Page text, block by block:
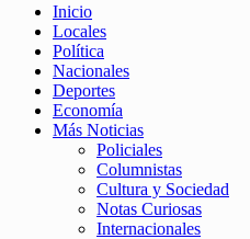
Inicio
Locales
Política
Nacionales
Deportes
Economía
Más Noticias
Policiales
Columnistas
Cultura y Sociedad
Notas Curiosas
Internacionales